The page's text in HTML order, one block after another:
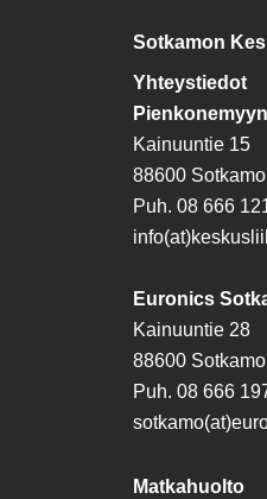
Sotkamon
Yhteystiedot
Kainuuntie 15
88600 Sotkamo
Puh. 08 666
Euronics
Kainuuntie 28
88600 Sotkamo
Puh. 08 666
Matkahuolto